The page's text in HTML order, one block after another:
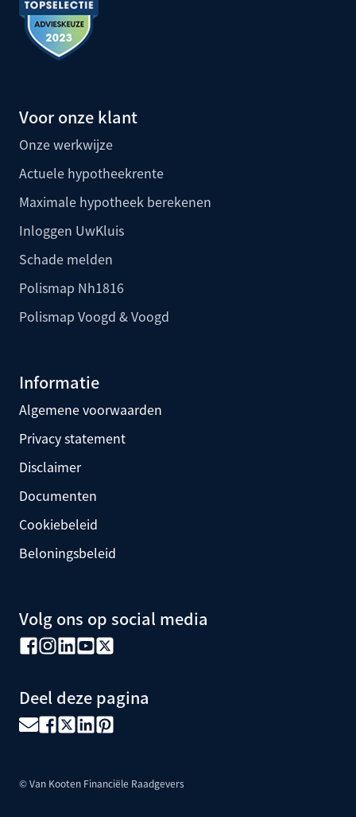
Voor onze klant
Onze werkwijze
Actuele hypotheekrente
Maximale hypotheek berekenen
Inloggen UwKluis
Schade melden
Polismap Nh1816
Polismap Voogd & Voogd
Informatie
Algemene voorwaarden
Privacy statement
Disclaimer
Documenten
Cookiebeleid
Beloningsbeleid
Volg ons op social media
Deel deze pagina
© Van Kooten Financiële Raadgevers